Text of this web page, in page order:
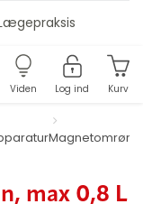
Viden Log ind Kurv
Magnetomrører
max 0,8 L